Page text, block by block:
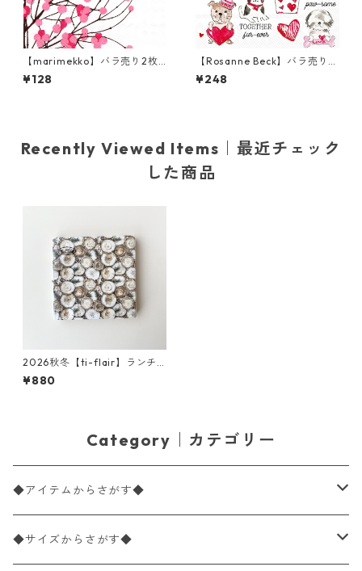
【marimekko】バラ売り2枚
ランチサイズ ペーパーナプキ
ン LUMIMARJA ホワイト×ピ
¥128
【Rosanne Beck】バラ売り2
枚 カクテルサイズ ペーパーナ
プキン Pugs & Kisses ホワイ
¥248
Recently Viewed Items｜最近チェック
した商品
2026秋冬【ti-flair】ランチ
サイズ ペーパーナプキン Cabi
n Wood ブラウン 20枚入り
¥880
Category｜カテゴリー
◆アイテムからさがす◆
ペーパーナプキン2枚バラ売り
◆サイズからさがす◆